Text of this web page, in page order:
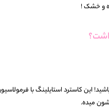
و خشک !
این کاسترد استایلینگ با
میده.